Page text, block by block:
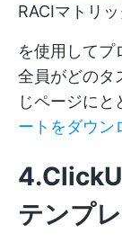
RACIマトリ
を使用してプ
全員がどのタ
じページにと
ートをダウン
テンプ